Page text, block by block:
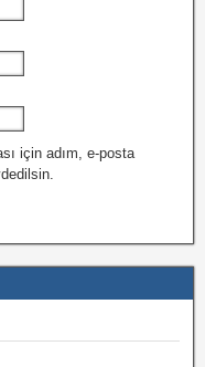
için adım, e-posta